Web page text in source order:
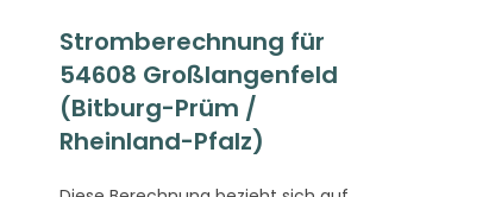
Stromberechnung für
54608 Großlangenfeld
(Bitburg-Prüm /
Rheinland-Pfalz)